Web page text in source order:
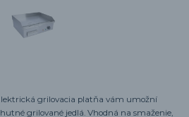
grilovacia platňa vám umožní
grilované jedlá. Vhodná na smaženie,